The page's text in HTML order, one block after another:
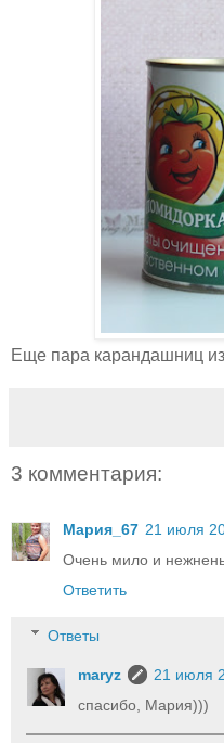
Еще пара карандашниц из
3 комментария:
Мария_67 21 июля
Очень мило и
Ответить
Ответы
maryz
21 июля
спасибо, Мария)))